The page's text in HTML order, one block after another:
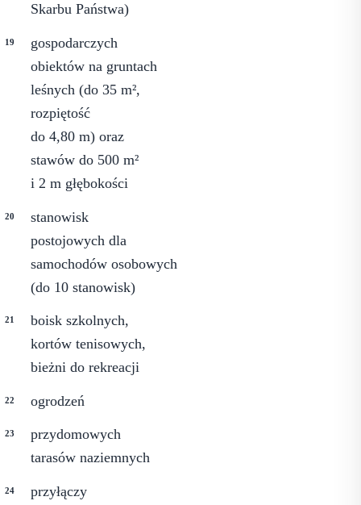
Skarbu Państwa)
gospodarczych
obiektów na gruntach
leśnych (do 35 m²,
rozpiętość
do 4,80 m) oraz
stawów do 500 m²
i 2 m głębokości
stanowisk
postojowych dla
samochodów osobowych
(do 10 stanowisk)
boisk szkolnych,
kortów tenisowych,
bieżni do rekreacji
ogrodzeń
przydomowych
tarasów naziemnych
przyłączy